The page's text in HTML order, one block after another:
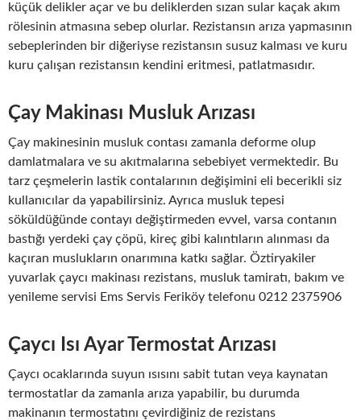
küçük delikler açar ve bu deliklerden sızan sular kaçak akım
rölesinin atmasına sebep olurlar. Rezistansın arıza yapmasının
sebeplerinden bir diğeriyse rezistansın susuz kalması ve kuru
kuru çalışan rezistansın kendini eritmesi, patlatmasıdır.
Çay Makinası Musluk Arızası
Çay makinesinin musluk contası zamanla deforme olup
damlatmalara ve su akıtmalarına sebebiyet vermektedir. Bu
tarz çeşmelerin lastik contalarının değişimini eli becerikli siz
kullanıcılar da yapabilirsiniz. Ayrıca musluk tepesi
söküldüğünde contayı değiştirmeden evvel, varsa contanın
bastığı yerdeki çay çöpü, kireç gibi kalıntıların alınması da
kaçıran muslukların onarımına katkı sağlar. Öztiryakiler
yuvarlak çaycı makinası rezistans, musluk tamiratı, bakım ve
yenileme servisi Ems Servis Feriköy telefonu 0212 2375906
Çaycı Isı Ayar Termostat Arızası
Çaycı ocaklarında suyun ısısını sabit tutan veya kaynatan
termostatlar da zamanla arıza yapabilir, bu durumda
makinanın termostatını çevirdiğiniz de rezistans